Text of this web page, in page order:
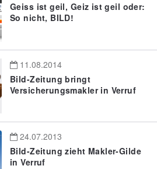
Geiss ist geil, Geiz ist geil oder:
So nicht, BILD!
11.08.2014
Bild-Zeitung bringt
Versicherungsmakler in Verruf
24.07.2013
Bild-Zeitung zieht Makler-Gilde
in Verruf